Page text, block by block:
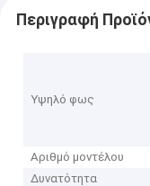
Περιγραφή
Υψηλό φως
Αριθμό μοντέλου
Δυνατότητα